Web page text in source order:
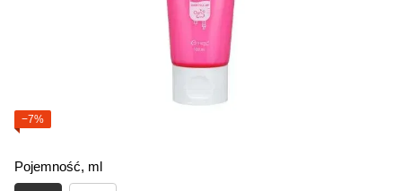
−7%
Pojemność, ml